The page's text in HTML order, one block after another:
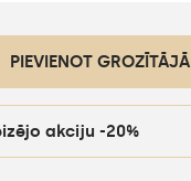
PIEVIENOT GROZĪTĀJĀ
Aktivizēt pašreizējo akciju -20%